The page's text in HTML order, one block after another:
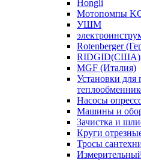
Hongli
Мотопомпы
УШМ
Rotenberger
RIDGID(США)
MGF (Италия)
Установки для
Насосы
Машины и
Зачистка и
Круги
Тросы